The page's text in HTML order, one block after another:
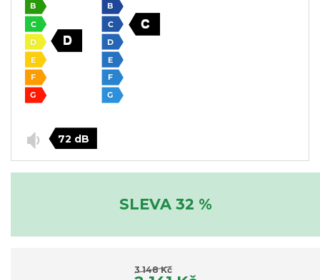
72 dB
SLEVA 32 %
3 148 Kč